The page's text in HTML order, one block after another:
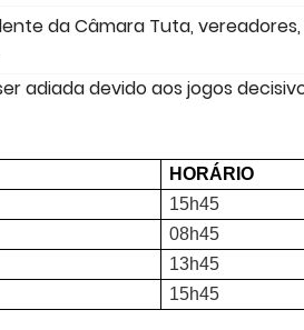
da Câmara Tuta, vereadores,
adiada devido aos jogos
HORÁRIO
15h45
08h45
13h45
15h45